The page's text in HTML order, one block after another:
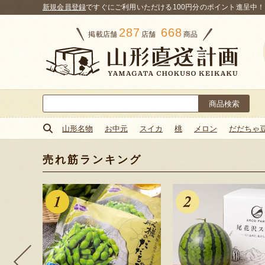
新規会員登録ですぐにご利用いただける100円分のポイント進呈中！
掲載店舗 287 店舗 668 商品
索:
山形名物
お中元 スイカ 桃 メロン だだちゃ
売れ筋ランキング